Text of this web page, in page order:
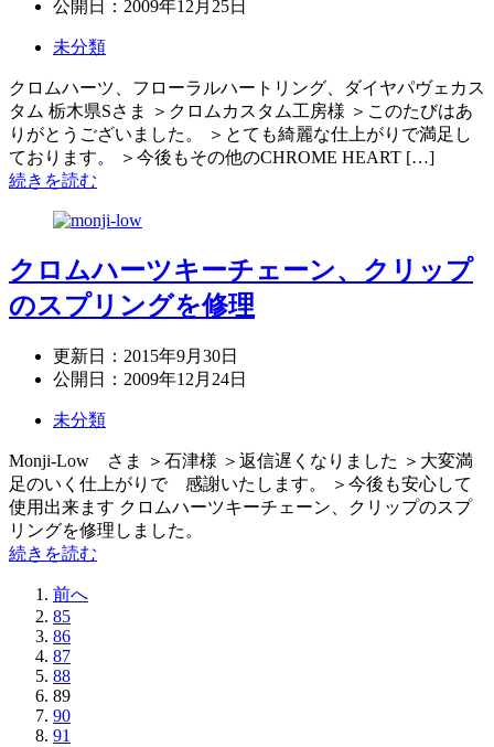
公開日： 2009年12月25日
未分類
クロムハーツ、フローラルハートリング、ダイヤパヴェカス
タム 栃木県Sさま ＞クロムカスタム工房様 ＞このたびはあ
りがとうございました。 ＞とても綺麗な仕上がりで満足し
ております。 ＞今後もその他のCHROME HEART […]
続きを読む
クロムハーツキーチェーン、クリップ
のスプリングを修理
更新日： 2015年9月30日
公開日： 2009年12月24日
未分類
Monji-Low さま ＞石津様 ＞返信遅くなりました ＞大変満
足のいく仕上がりで 感謝いたします。 ＞今後も安心して
使用出来ます クロムハーツキーチェーン、クリップのスプ
リングを修理しました。
続きを読む
前へ
85
86
87
88
89
90
91